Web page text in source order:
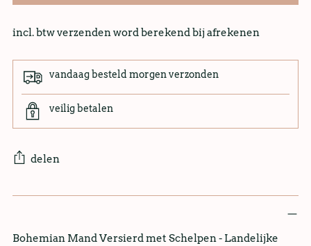
incl. btw verzenden word berekend bij afrekenen
vandaag besteld morgen verzonden
veilig betalen
delen
Bohemian Mand Versierd met Schelpen - Landelijke